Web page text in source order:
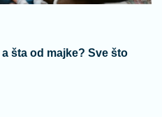
šta od majke? Sve što